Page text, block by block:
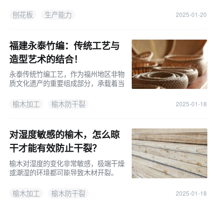
国人造板生产能力变化情况统计，并对
刨花板 生产能力 2025-01-20
福建永泰竹编：传统工艺与
造型艺术的结合！
永泰传统竹编工艺，作为福州地区非物
质文化遗产的重要组成部分，承载着当
榆木加工
榆木防干裂 2025-01-18
对湿度敏感的榆木，怎么晾
干才能有效防止干裂？
榆木对湿度的变化非常敏感，极端干燥
或潮湿的环境都可能导致木材开裂。
榆木加工 榆木防干裂 2025-01-18